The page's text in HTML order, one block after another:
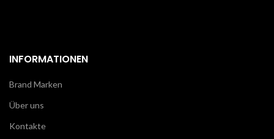
INFORMATIONEN
Brand Marken
Über uns
Kontakte